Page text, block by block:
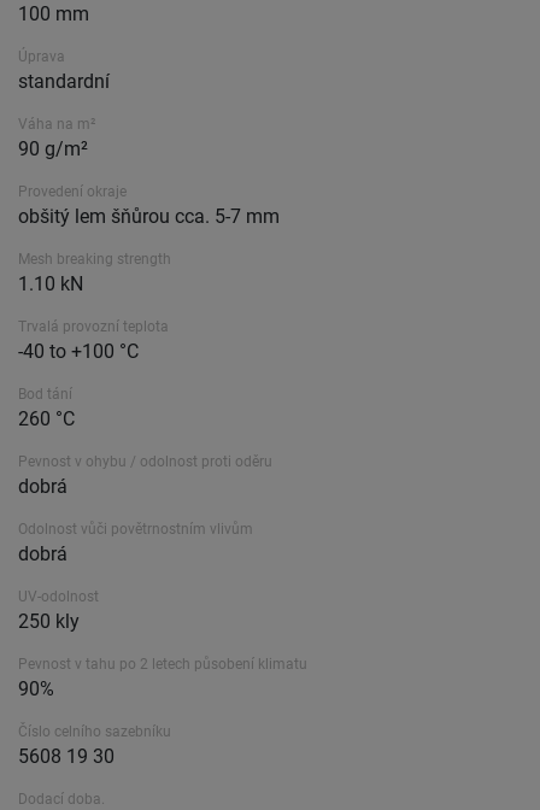
100 mm
Úprava
standardní
Váha na m²
90 g/m²
Provedení okraje
obšitý lem šňůrou cca. 5-7 mm
Mesh breaking strength
1.10 kN
Trvalá provozní teplota
-40 to +100 °C
Bod tání
260 °C
Pevnost v ohybu / odolnost proti oděru
dobrá
Odolnost vůči povětrnostním vlivům
dobrá
UV-odolnost
250 kly
Pevnost v tahu po 2 letech působení klimatu
90%
Číslo celního sazebníku
5608 19 30
Dodací doba.